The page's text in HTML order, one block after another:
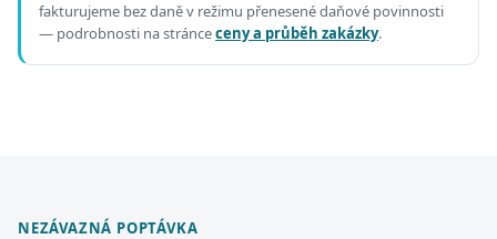
fakturujeme bez daně v režimu přenesené daňové povinnosti
— podrobnosti na stránceceny a průběh zakázky.
NEZÁVAZNÁ POPTÁVKA